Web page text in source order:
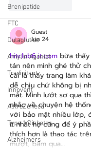
Brenipatide
FTC
Dulaglutide
Amylin Agonist
Tradipitant
Innovent
AstraZeneca
Type 1 Diabetes
Alzheimers
Like
Guest
Jun 24
hitclub6.it.com bữa
tán nên mình ghé thử
cái là thấy trang làm
dễ chịu chứ không bị
mắt. Mình lướt sơ qua
nhắc về chuyện hệ
với bảo mật nhiều lớp,
ít nhất họ cũng để ý
thích hơn là thao tác
mượt, bấm qua…